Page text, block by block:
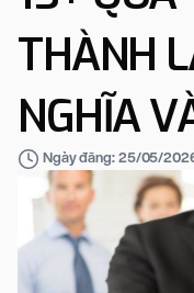
THÀNH
NGHĨA
Ngày đăng: 25/05/